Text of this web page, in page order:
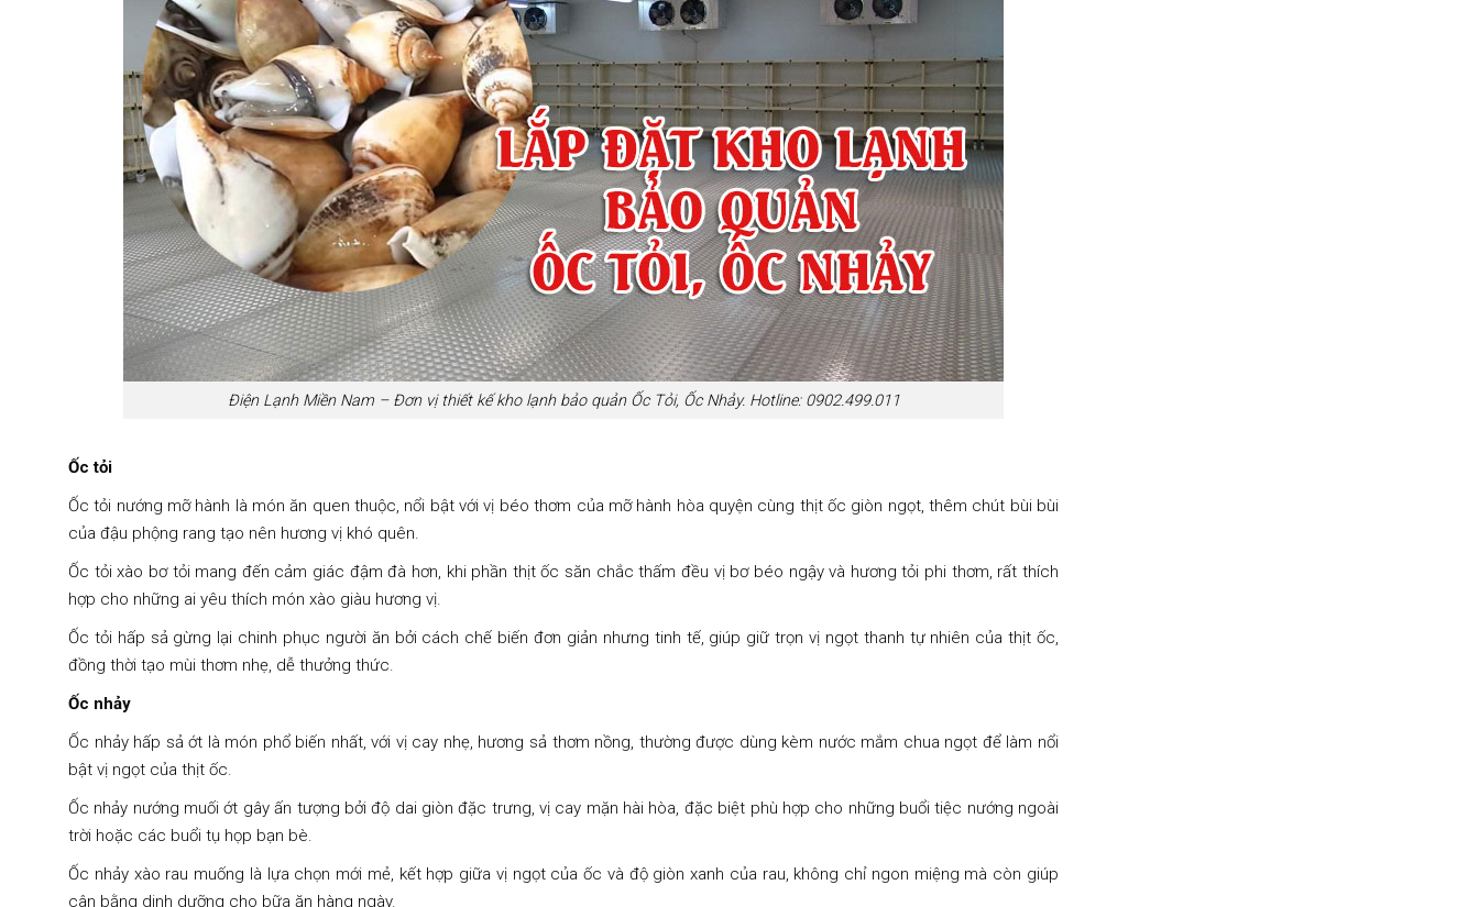
Điện Lạnh Miền Nam – Đơn vị thiết kế kho lạnh bảo quản Ốc Tỏi, Ốc Nhảy. Hotline: 0902.499.011
Ốc tỏi
Ốc tỏi nướng mỡ hành là món ăn quen thuộc, nổi bật với vị béo thơm của mỡ hành hòa quyện cùng thịt ốc giòn ngọt, thêm chút bùi bùi
của đậu phộng rang tạo nên hương vị khó quên.
Ốc tỏi xào bơ tỏi mang đến cảm giác đậm đà hơn, khi phần thịt ốc săn chắc thấm đều vị bơ béo ngậy và hương tỏi phi thơm, rất thích
hợp cho những ai yêu thích món xào giàu hương vị.
Ốc tỏi hấp sả gừng lại chinh phục người ăn bởi cách chế biến đơn giản nhưng tinh tế, giúp giữ trọn vị ngọt thanh tự nhiên của thịt ốc,
đồng thời tạo mùi thơm nhẹ, dễ thưởng thức.
Ốc nhảy
Ốc nhảy hấp sả ớt là món phổ biến nhất, với vị cay nhẹ, hương sả thơm nồng, thường được dùng kèm nước mắm chua ngọt để làm nổi
bật vị ngọt của thịt ốc.
Ốc nhảy nướng muối ớt gây ấn tượng bởi độ dai giòn đặc trưng, vị cay mặn hài hòa, đặc biệt phù hợp cho những buổi tiệc nướng ngoài
trời hoặc các buổi tụ họp bạn bè.
Ốc nhảy xào rau muống là lựa chọn mới mẻ, kết hợp giữa vị ngọt của ốc và độ giòn xanh của rau, không chỉ ngon miệng mà còn giúp
cân bằng dinh dưỡng cho bữa ăn hàng ngày.